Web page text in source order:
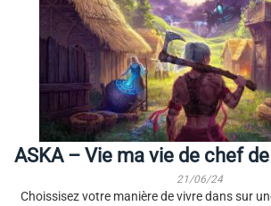
ASKA – Vie ma vie de chef
21/06/24
Choissisez votre manière de vivre dans sur